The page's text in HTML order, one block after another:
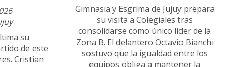
su
de este
Cristian
Gimnasia y Esgrima de Jujuy prepara
su visita a Colegiales tras
consolidarse como único líder de la
Zona B. El delantero Octavio Bianchi
sostuvo que la igualdad entre los
equipos obliga a mantener la